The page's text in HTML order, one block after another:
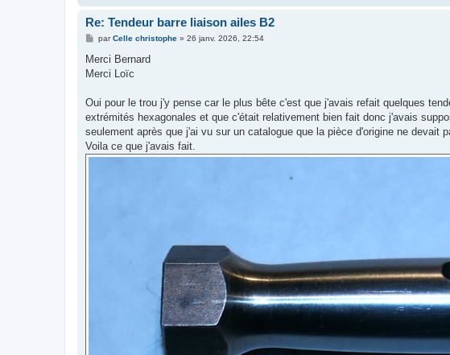
Re: Tendeur barre liaison ailes B2
M
s
a
parCelle christophe» 26 janv. 2026, 22:54
Merci Bernard
Merci Loïc
Oui pour le trou j'y pense car le plus bête c'est que j'avais refait quelques
extrémités hexagonales et que c'était relativement bien fait donc j'avais
seulement après que j'ai vu sur un catalogue que la pièce d'origine ne devait
Voila ce que j'avais fait.